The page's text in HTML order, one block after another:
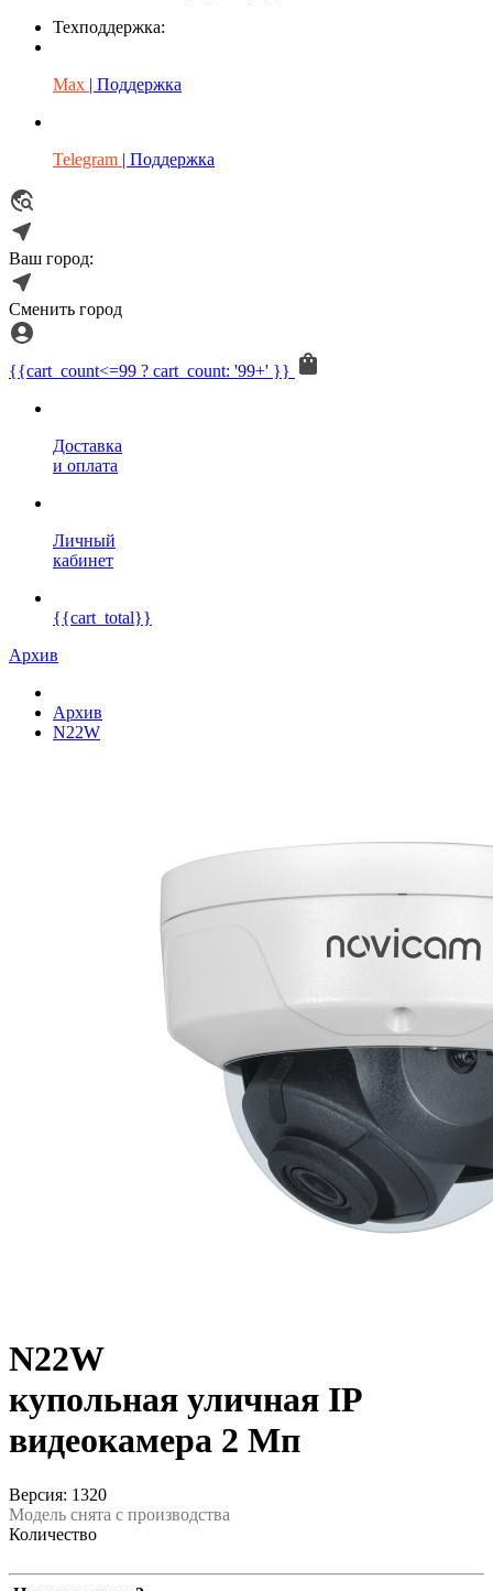
Техподдержка:
Max | Поддержка
Telegram | Поддержка
Ваш город:
Сменить город
{{cart_count<=99 ? cart_count: '99+' }}
Доставка
и оплата
Личный
кабинет
{{cart_total}}
Архив
Архив
N22W
N22W
купольная уличная IP
видеокамера 2 Мп
Версия: 1320
Модель снята с производства
Количество